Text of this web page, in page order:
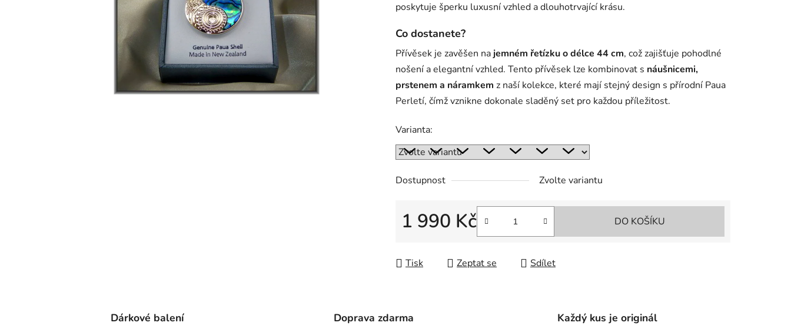
poskytuje šperku luxusní vzhled a dlouhotrvající krásu.
Co dostanete?
Přívěsek je zavěšen na jemném řetízku o délce 44 cm, což zajišťuje pohodlné
nošení a elegantní vzhled. Tento přívěsek lze kombinovat s náušnicemi,
prstenem a náramkem z naší kolekce, které mají stejný design s přírodní Paua
Perletí, čímž vznikne dokonale sladěný set pro každou příležitost.
Varianta:
Dostupnost Zvolte variantu
1 990 Kč DO KOŠÍKU
Tisk Zeptat se Sdílet
Dárkové balení Doprava zdarma Každý kus je originál